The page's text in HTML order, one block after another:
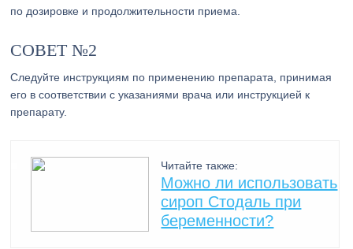
по дозировке и продолжительности приема.
СОВЕТ №2
Следуйте инструкциям по применению препарата, принимая
его в соответствии с указаниями врача или инструкцией к
препарату.
Читайте также:
Можно ли использовать
сироп Стодаль при
беременности?